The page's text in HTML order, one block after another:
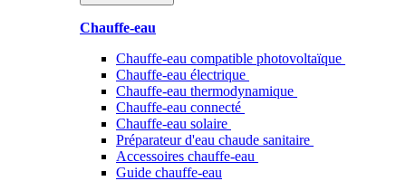
Chauffe-eau
Chauffe-eau compatible photovoltaïque
Chauffe-eau électrique
Chauffe-eau thermodynamique
Chauffe-eau connecté
Chauffe-eau solaire
Préparateur d'eau chaude sanitaire
Accessoires chauffe-eau
Guide chauffe-eau